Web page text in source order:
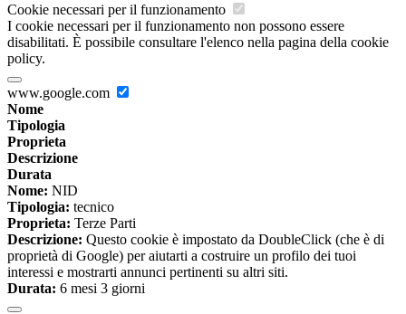
Cookie necessari per il funzionamento
I cookie necessari per il funzionamento non possono essere
disabilitati. È possibile consultare l'elenco nella pagina della cookie
policy.
www.google.com
Nome
Tipologia
Proprieta
Descrizione
Durata
Nome: NID
Tipologia: tecnico
Proprieta: Terze Parti
Descrizione: Questo cookie è impostato da DoubleClick (che è di
proprietà di Google) per aiutarti a costruire un profilo dei tuoi
interessi e mostrarti annunci pertinenti su altri siti.
Durata: 6 mesi 3 giorni